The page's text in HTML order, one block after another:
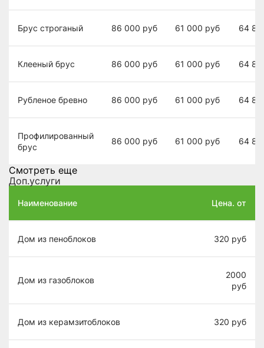
Брус строганый 86 000 руб 61 000 руб 64
Клееный брус 86 000 руб 61 000 руб 64
Рубленое бревно 86 000 руб 61 000 руб 64
Профилированный
брус
86 000 руб 61 000 руб 64
Смотреть еще
Доп.услуги
Наименование Цена. от
Дом из пеноблоков 320 руб
Дом из газоблоков
2000
руб
Дом из керамзитоблоков 320 руб